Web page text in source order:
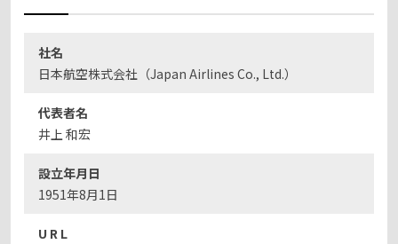
社名
日本航空株式会社（Japan Airlines Co., Ltd.）
代表者名
井上 和宏
設立年月日
1951年8月1日
U R L